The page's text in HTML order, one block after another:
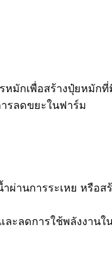
หมักเพื่อสร้างปุ๋ยหมั
รลดขยะในฟาร์ม
นการระเหย หรือส
ะลดการใช้พลังงานใ